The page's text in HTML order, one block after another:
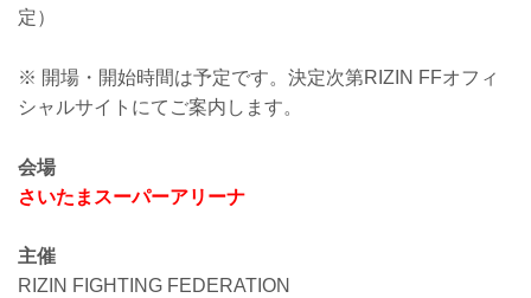
定）
※ 開場・開始時間は予定です。決定次第RIZIN FFオフィ
シャルサイトにてご案内します。
会場
さいたまスーパーアリーナ
主催
RIZIN FIGHTING FEDERATION